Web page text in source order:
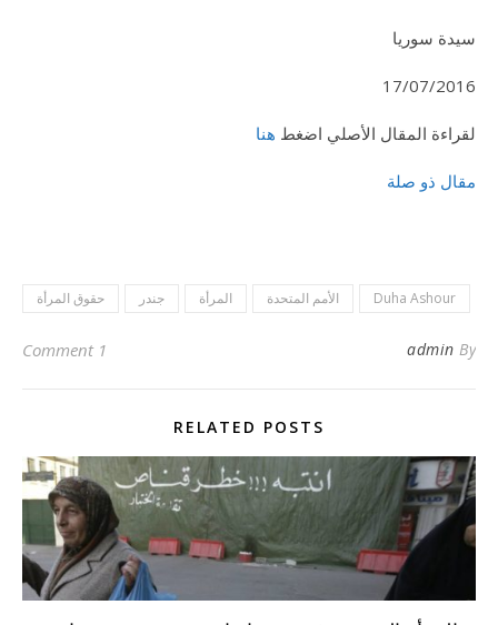
سيدة سوريا
17/07/2016
لقراءة المقال الأصلي اضغط هنا
مقال ذو صلة
Duha Ashour الأمم المتحدة المرأة جندر حقوق المرأة
By
admin
1 Comment
RELATED POSTS